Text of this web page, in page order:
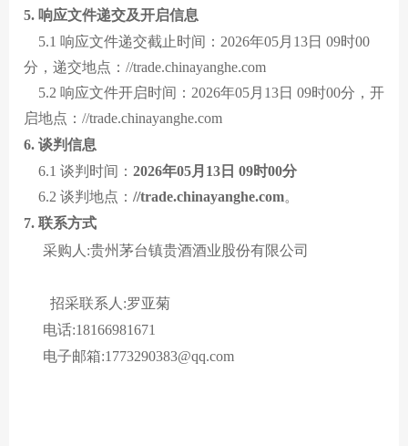
5. 响应文件递交及开启信息
5.1 响应文件递交截止时间：2026年05月13日 09时00
分，递交地点：//trade.chinayanghe.com
5.2 响应文件开启时间：2026年05月13日 09时00分，开
启地点：//trade.chinayanghe.com
6. 谈判信息
6.1 谈判时间： 2026年05月13日 09时00分
6.2 谈判地点： //trade.chinayanghe.com。
7. 联系方式
采购人:贵州茅台镇贵酒酒业股份有限公司
招采联系人:罗亚菊
电话:18166981671
电子邮箱:1773290383@qq.com